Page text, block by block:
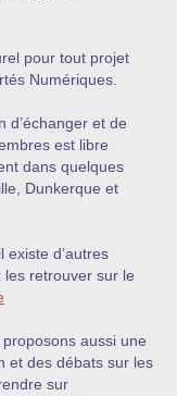
pour tout projet
Numériques.
d’échanger et de
est libre
dans quelques
Dunkerque et
existe d’autres
les retrouver sur le
aussi une
et des débats sur les
sur